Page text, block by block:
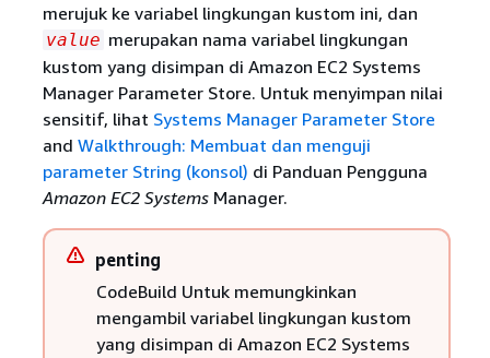
merujuk ke variabel lingkungan kustom ini, dan
value merupakan nama variabel lingkungan
kustom yang disimpan di Amazon EC2 Systems
Manager Parameter Store. Untuk menyimpan nilai
sensitif, lihat Systems Manager Parameter Store
and Walkthrough: Membuat dan menguji
parameter String (konsol) di Panduan Pengguna
Amazon EC2 SystemsManager.
penting
CodeBuild Untuk memungkinkan
mengambil variabel lingkungan kustom
yang disimpan di Amazon EC2 Systems